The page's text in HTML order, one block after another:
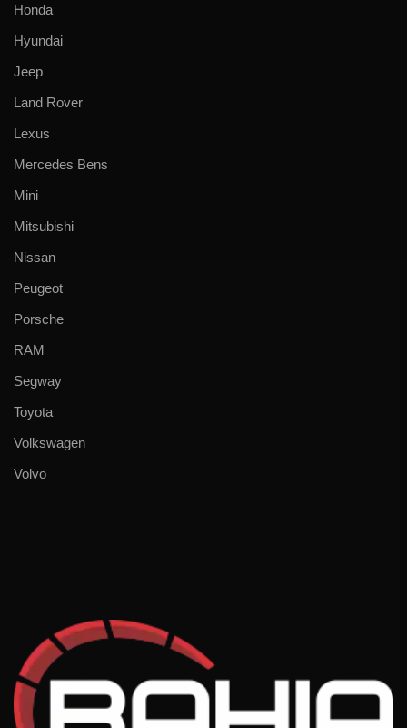
Honda
Hyundai
Jeep
Land Rover
Lexus
Mercedes Bens
Mini
Mitsubishi
Nissan
Peugeot
Porsche
RAM
Segway
Toyota
Volkswagen
Volvo